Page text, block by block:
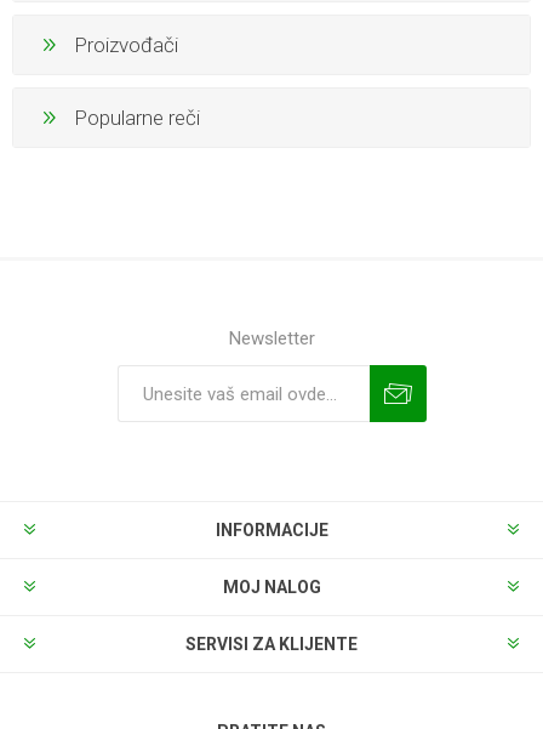
Proizvođači
Popularne reči
Newsletter
INFORMACIJE
MOJ NALOG
SERVISI ZA KLIJENTE